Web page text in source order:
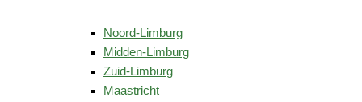
Noord-Limburg
Midden-Limburg
Zuid-Limburg
Maastricht